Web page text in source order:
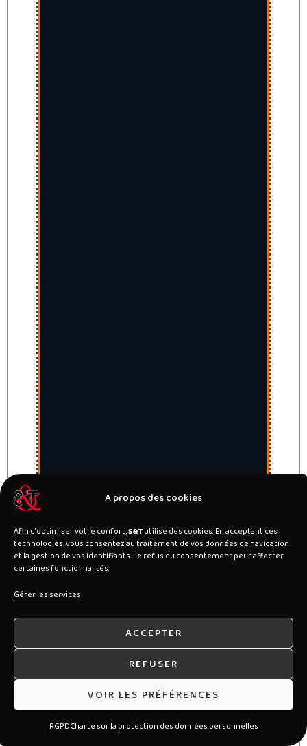
A propos des cookies
Afin d'optimiser votre confort,S&Tutilise des cookies. En acceptant ces
technologies, vous consentez au traitement de vos données de navigation
et la gestion de vos identifiants. Le refus du consentement peut affecter
certaines fonctionnalités.
Gérer les services
ACCEPTER
REFUSER
VOIR LES PRÉFÉRENCES
RGPDCharte sur la protection des données personnelles